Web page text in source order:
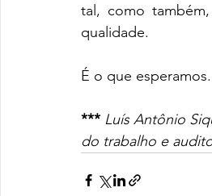
tal, como
qualidade.
É o que esperamos.
*** Luís Antônio
do trabalho e